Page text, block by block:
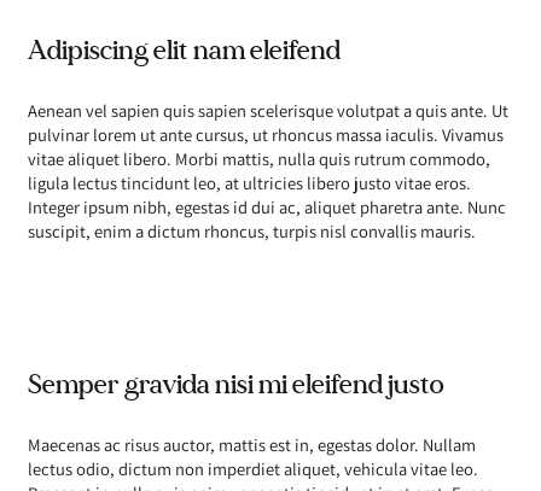
Adipiscing elit nam eleifend
Aenean vel sapien quis sapien scelerisque volutpat a quis ante. Ut
pulvinar lorem ut ante cursus, ut rhoncus massa iaculis. Vivamus
vitae aliquet libero. Morbi mattis, nulla quis rutrum commodo,
ligula lectus tincidunt leo, at ultricies libero justo vitae eros.
Integer ipsum nibh, egestas id dui ac, aliquet pharetra ante. Nunc
suscipit, enim a dictum rhoncus, turpis nisl convallis mauris.
Semper gravida nisi mi eleifend justo
Maecenas ac risus auctor, mattis est in, egestas dolor. Nullam
lectus odio, dictum non imperdiet aliquet, vehicula vitae leo.